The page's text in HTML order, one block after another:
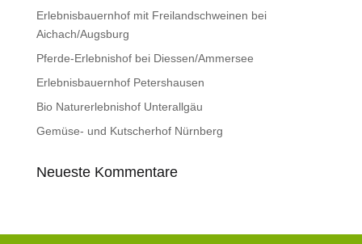
Erlebnisbauernhof mit Freilandschweinen bei
Aichach/Augsburg
Pferde-Erlebnishof bei Diessen/Ammersee
Erlebnisbauernhof Petershausen
Bio Naturerlebnishof Unterallgäu
Gemüse- und Kutscherhof Nürnberg
Neueste Kommentare